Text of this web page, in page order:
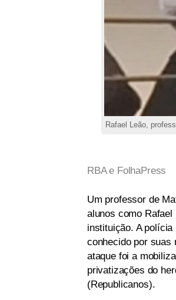
Rafael Leão,
RBA e FolhaPress
Um professor de
alunos como
instituição. A
conhecido por suas
ataque foi a
privatizações do
(Republicanos).